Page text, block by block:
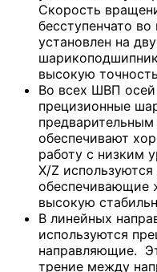
Скорость
бесступенчато
установлен на
высокую
Во всех ШВП осей
прецизионные
обеспечивают
работу с низким
X/Z
обеспечивающие
высокую
В линейных
используются
направляющие.
трение между